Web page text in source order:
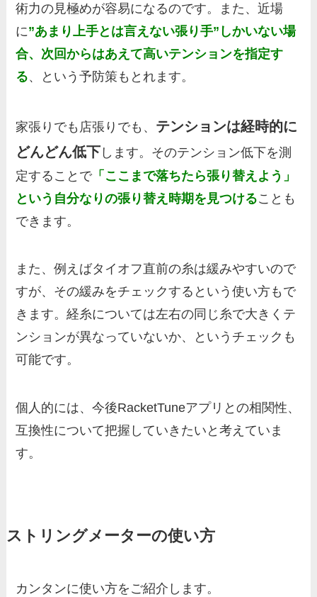
術力の見極めが容易になるのです。また、近場
に”あまり上手とは言えない張り手”しかいない場
合、次回からはあえて高いテンションを指定す
る、という予防策もとれます。
家張りでも店張りでも、 テンションは経時的に
どんどん低下 します。そのテンション低下を測
定することで「ここまで落ちたら張り替えよう」
という自分なりの張り替え時期を見つけることも
できます。
また、例えばタイオフ直前の糸は緩みやすいので
すが、その緩みをチェックするという使い方もで
きます。経糸については左右の同じ糸で大きくテ
ンションが異なっていないか、というチェックも
可能です。
個人的には、今後RacketTuneアプリとの相関性、
互換性について把握していきたいと考えていま
す。
ストリングメーターの使い方
カンタンに使い方をご紹介します。